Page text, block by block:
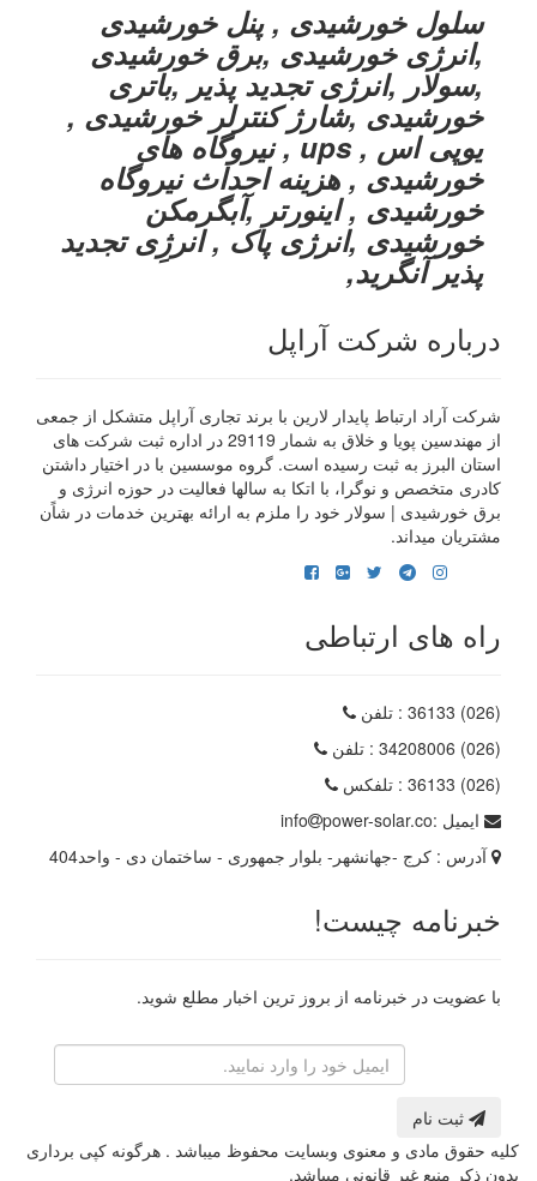
سلول خورشیدی , پنل خورشیدی
,انرژی خورشیدی ,برق خورشیدی
,سولار ,انرژی تجدید پذیر ,باتری
خورشیدی ,شارژ کنترلر خورشیدی ,
یوپی اس , ups , نیروگاه های
خورشیدی , هزینه احداث نیروگاه
خورشیدی , اینورتر ,آبگرمکن
خورشیدی ,انرژی پاک , انرژِی تجدید
پذیر آنگرید,
درباره شرکت آراپل
شرکت آراد ارتباط پایدار لارین با برند تجاری آراپل متشکل از جمعی
از مهندسین پویا و خلاق به شمار 29119 در اداره ثبت شرکت های
استان البرز به ثبت رسیده است. گروه موسسین با در اختیار داشتن
کادری متخصص و نوگرا، با اتکا به سالها فعالیت در حوزه انرژی و
برق خورشیدی | سولار خود را ملزم به ارائه بهترین خدمات در شاًن
مشتریان میداند.
راه های ارتباطی
(026) 36133
: تلفن
(026) 34208006
: تلفن
(026) 36133
: تلفکس
ایمیل :
info
power-solar.co
آدرس : کرج -جهانشهر- بلوار جمهوری - ساختمان دی - واحد404
خبرنامه چیست!
با عضویت در خبرنامه از بروز ترین اخبار مطلع شوید.
ثبت نام
کلیه حقوق مادی و معنوی وبسایت محفوظ میباشد . هرگونه کپی برداری
بدون ذکر منبع غیر قانونی میباشد.